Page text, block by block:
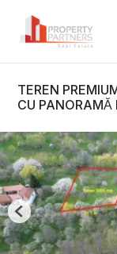
TEREN
CU PANORAMĂ
Previous